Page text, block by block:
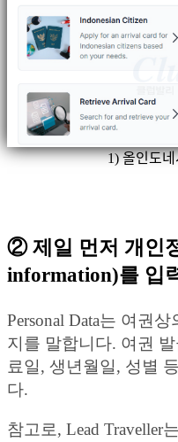
1)
② 제일 먼저 개인
information)를 입
Personal Data는 여권
지를 말합니다. 여권
료일, 생년월일, 성별
다.
참고로, Lead Traveller